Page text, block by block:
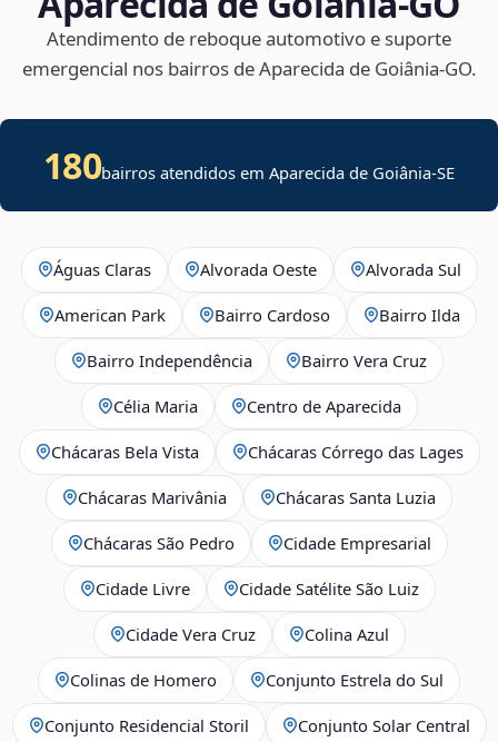
Atendimento de reboque automotivo e suporte
emergencial nos bairros de Aparecida de Goiânia‑GO.
180bairros atendidos emAparecida de Goiânia-SE
Águas Claras Alvorada Oeste Alvorada Sul
American Park Bairro Cardoso Bairro Ilda
Bairro Independência Bairro Vera Cruz
Célia Maria Centro de Aparecida
Chácaras Bela Vista Chácaras Córrego das Lages
Chácaras Marivânia Chácaras Santa Luzia
Chácaras São Pedro Cidade Empresarial
Cidade Livre Cidade Satélite São Luiz
Cidade Vera Cruz Colina Azul
Colinas de Homero Conjunto Estrela do Sul
Conjunto Residencial Storil Conjunto Solar Central